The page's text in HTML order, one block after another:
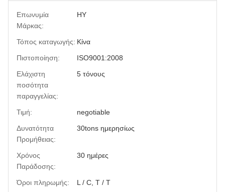
Επωνυμία
Μάρκας:
HY
Τόπος καταγωγής: Κίνα
Πιστοποίηση:
ISO9001:2008
Ελάχιστη
ποσότητα
παραγγελίας:
5 τόνους
Τιμή:
negotiable
Δυνατότητα
Προμήθειας:
30tons ημερησίως
Χρόνος
Παράδοσης:
30 ημέρες
Όροι πληρωμής:
L / C, T / T